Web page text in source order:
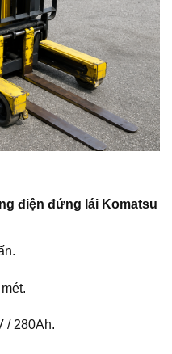
điện đứng lái Komatsu
/ 280Ah.